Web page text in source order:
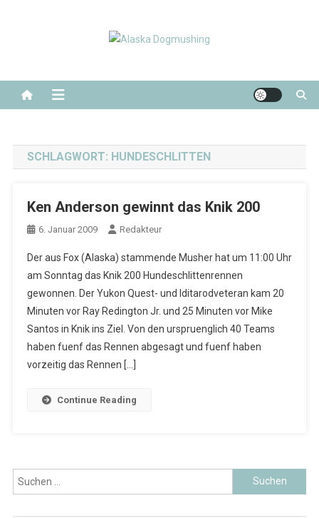
SCHLAGWORT: HUNDESCHLITTEN
Ken Anderson gewinnt das Knik 200
6. Januar 2009 Redakteur
Der aus Fox (Alaska) stammende Musher hat um 11:00 Uhr
am Sonntag das Knik 200 Hundeschlittenrennen
gewonnen. Der Yukon Quest- und Iditarodveteran kam 20
Minuten vor Ray Redington Jr. und 25 Minuten vor Mike
Santos in Knik ins Ziel. Von den urspruenglich 40 Teams
haben fuenf das Rennen abgesagt und fuenf haben
vorzeitig das Rennen […]
Continue Reading
Suchen
nach: